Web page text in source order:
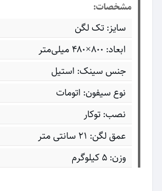
مشخصات:
سایز: تک لگن
ابعاد: ۸۰۰×۴۸۰ میلی‌متر
جنس سینک: استیل
نوع سیفون: اتومات
نصب: توکار
عمق لگن: 21 سانتی متر
وزن: 5 کیلوگرم